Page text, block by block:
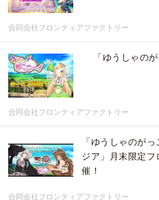
合同会社フロンティアファクトリー
「ゆうしゃの
合同会社フロンティアファクトリー
「ゆうしゃのが
ジア」月末限定フ
催！
合同会社フロンティアファクトリー